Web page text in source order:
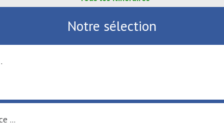
Notre sélection
...